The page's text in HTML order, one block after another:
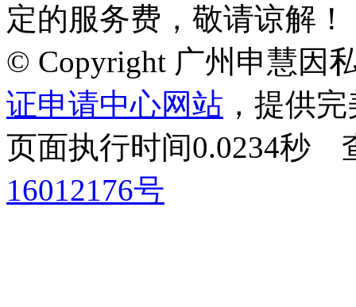
定的服务费，敬请谅解！
© Copyright 广州申慧因
证申请中心网站 ，提供
页面执行时间0.0234
16012176号